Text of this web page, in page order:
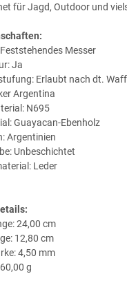
für Jagd, Outdoor und
Messer
Ja
Erlaubt nach dt.
Argentina
N695
Guayacan-Ebenholz
Argentinien
Unbeschichtet
Leder
24,00 cm
12,80 cm
4,50 mm
g